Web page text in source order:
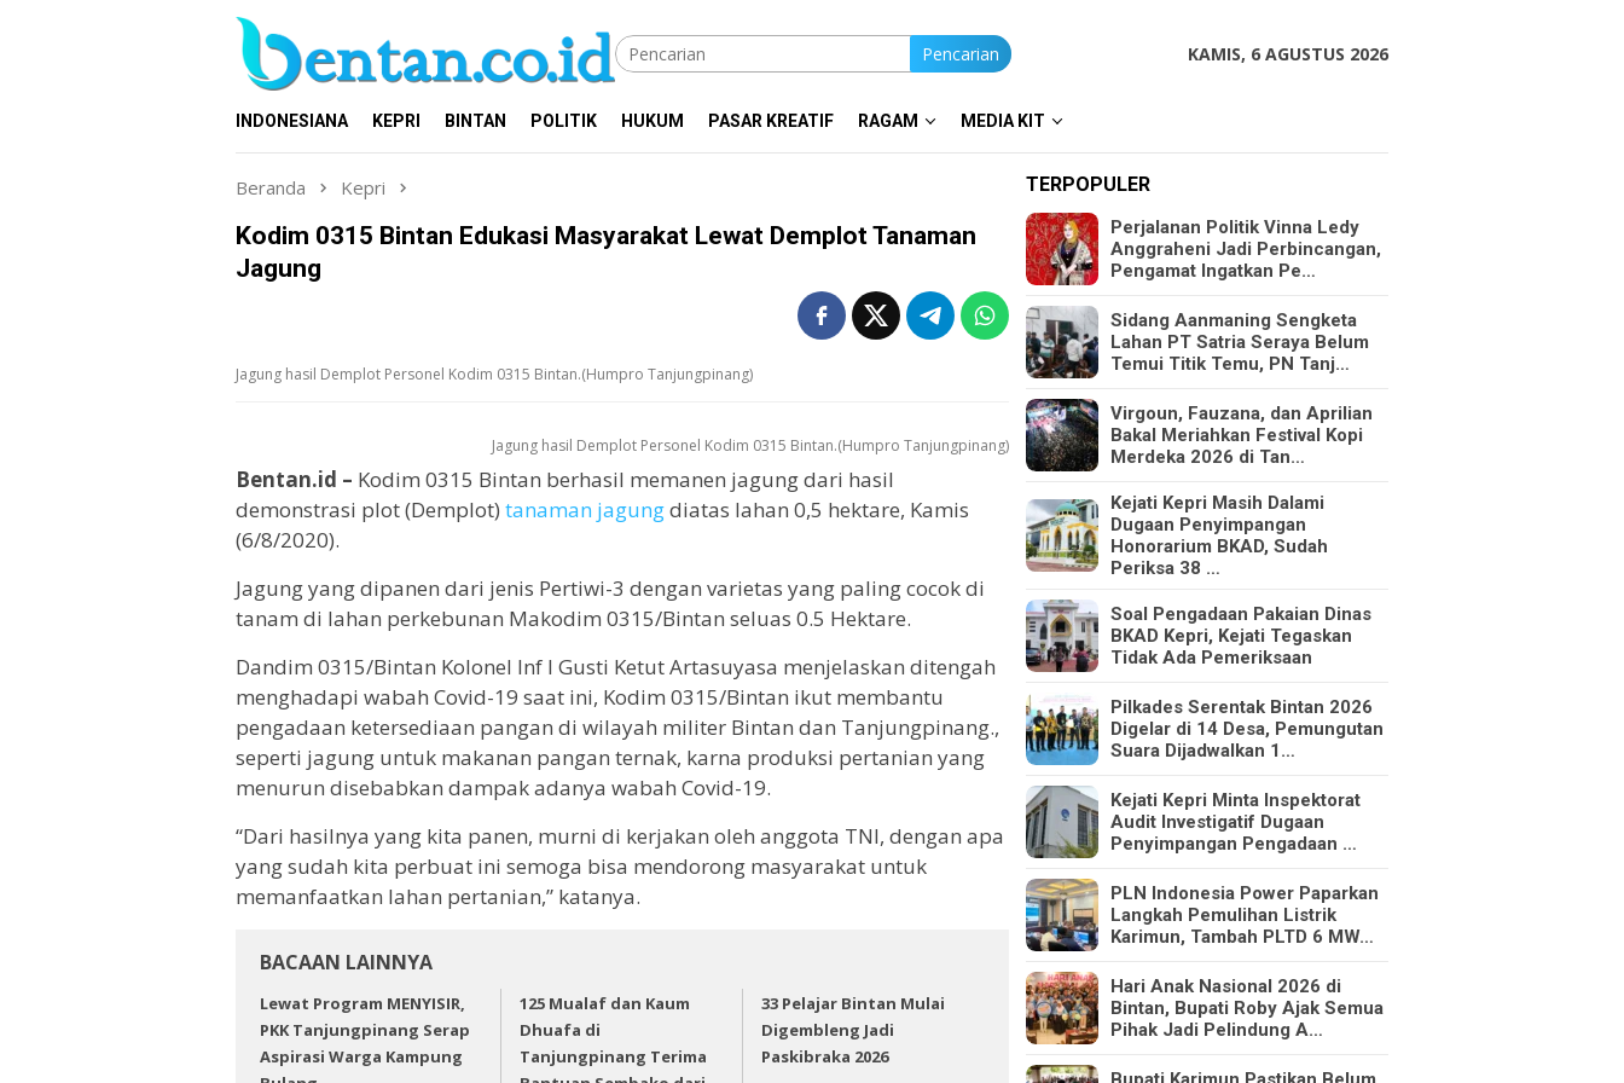
Pencarian KAMIS, 6 AGUSTUS 2026
INDONESIANA KEPRI BINTAN POLITIK HUKUM PASAR KREATIF RAGAM MEDIA KIT
Beranda Kepri
Kodim 0315 Bintan Edukasi Masyarakat Lewat Demplot Tanaman
Jagung
Jagung hasil Demplot Personel Kodim 0315 Bintan.(Humpro Tanjungpinang)
Jagung hasil Demplot Personel Kodim 0315 Bintan.(Humpro Tanjungpinang)
Bentan.id – Kodim 0315 Bintan berhasil memanen jagung dari hasil
demonstrasi plot (Demplot) tanaman jagungdiatas lahan 0,5 hektare, Kamis
(6/8/2020).
Jagung yang dipanen dari jenis Pertiwi-3 dengan varietas yang paling cocok di
tanam di lahan perkebunan Makodim 0315/Bintan seluas 0.5 Hektare.
Dandim 0315/Bintan Kolonel Inf I Gusti Ketut Artasuyasa menjelaskan ditengah
menghadapi wabah Covid-19 saat ini, Kodim 0315/Bintan ikut membantu
pengadaan ketersediaan pangan di wilayah militer Bintan dan Tanjungpinang.,
seperti jagung untuk makanan pangan ternak, karna produksi pertanian yang
menurun disebabkan dampak adanya wabah Covid-19.
“Dari hasilnya yang kita panen, murni di kerjakan oleh anggota TNI, dengan apa
yang sudah kita perbuat ini semoga bisa mendorong masyarakat untuk
memanfaatkan lahan pertanian,” katanya.
BACAAN LAINNYA
Lewat Program MENYISIR,
PKK Tanjungpinang Serap
Aspirasi Warga Kampung
125 Mualaf dan Kaum
Dhuafa di
Tanjungpinang Terima
33 Pelajar Bintan Mulai
Digembleng Jadi
Paskibraka 2026
TERPOPULER
Perjalanan Politik Vinna Ledy
Anggraheni Jadi Perbincangan,
Pengamat Ingatkan Pe…
Sidang Aanmaning Sengketa
Lahan PT Satria Seraya Belum
Temui Titik Temu, PN Tanj…
Virgoun, Fauzana, dan Aprilian
Bakal Meriahkan Festival Kopi
Merdeka 2026 di Tan…
Kejati Kepri Masih Dalami
Dugaan Penyimpangan
Honorarium BKAD, Sudah
Periksa 38 …
Soal Pengadaan Pakaian Dinas
BKAD Kepri, Kejati Tegaskan
Tidak Ada Pemeriksaan
Pilkades Serentak Bintan 2026
Digelar di 14 Desa, Pemungutan
Suara Dijadwalkan 1…
Kejati Kepri Minta Inspektorat
Audit Investigatif Dugaan
Penyimpangan Pengadaan …
PLN Indonesia Power Paparkan
Langkah Pemulihan Listrik
Karimun, Tambah PLTD 6 MW…
Hari Anak Nasional 2026 di
Bintan, Bupati Roby Ajak Semua
Pihak Jadi Pelindung A…